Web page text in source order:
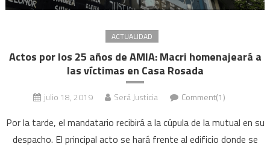
ACTUALIDAD
Actos por los 25 años de AMIA: Macri homenajeará a
las víctimas en Casa Rosada
julio 18, 2019 Será Justicia Comment(1)
Por la tarde, el mandatario recibirá a la cúpula de la mutual en su
despacho. El principal acto se hará frente al edificio donde se